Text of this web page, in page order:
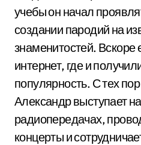
учебы он начал
создании пародий на
знаменитостей. Вскоре
интернет, где и
популярность. С тех
Александр выступает
радиопередачах,
концерты и